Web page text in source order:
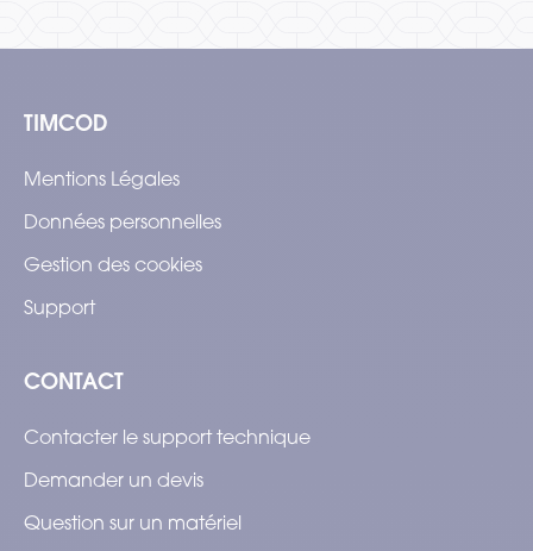
TIMCOD
Mentions Légales
Données personnelles
Gestion des cookies
Support
CONTACT
Contacter le support technique
Demander un devis
Question sur un matériel